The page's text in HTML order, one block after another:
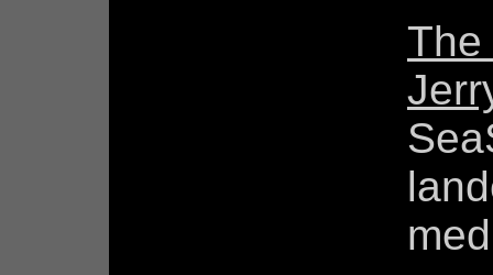
The